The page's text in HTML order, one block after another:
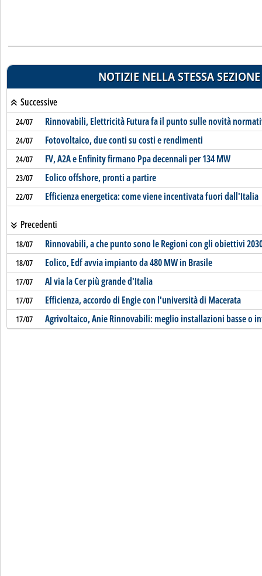
NOTIZIE NELLA STESSA SEZIONE
Successive
24/07 Rinnovabili, Elettricità Futura fa il punto sulle novità
24/07 Fotovoltaico, due conti su costi e rendimenti
24/07 FV, A2A e Enfinity firmano Ppa decennali per 134 MW
23/07 Eolico offshore, pronti a partire
22/07 Efficienza energetica: come viene incentivata fuori dall'Italia
Precedenti
18/07 Rinnovabili, a che punto sono le Regioni con gli obiettivi
18/07 Eolico, Edf avvia impianto da 480 MW in Brasile
17/07 Al via la Cer più grande d'Italia
17/07 Efficienza, accordo di Engie con l'università di Macerata
17/07 Agrivoltaico, Anie Rinnovabili: meglio installazioni basse o